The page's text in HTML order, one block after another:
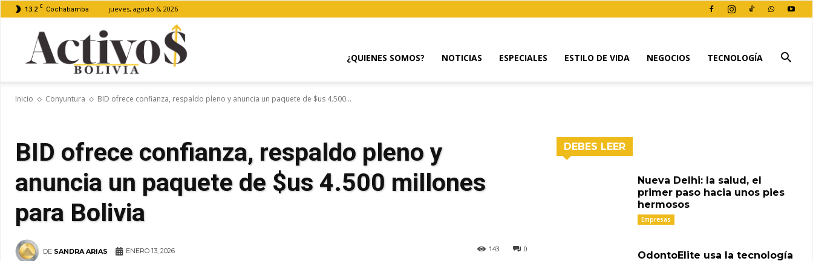
13.2 C Cochabamba jueves, agosto 6, 2026
¿QUIENES SOMOS? NOTICIAS ESPECIALES ESTILO DE VIDA NEGOCIOS TECNOLOGÍA
Inicio Conyuntura BID ofrece confianza, respaldo pleno y anuncia un paquete de $us 4.500...
BID ofrece confianza, respaldo pleno y
anuncia un paquete de $us 4.500 millones
para Bolivia
DE SANDRA ARIAS 0
143
ENERO 13, 2026
DEBES LEER
Nueva Delhi: la salud, el
primer paso hacia unos pies
hermosos
Empresas
OdontoElite usa la tecnología